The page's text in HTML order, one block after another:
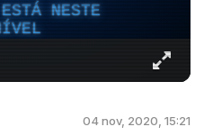
NESTE
04 nov, 2020, 15:21